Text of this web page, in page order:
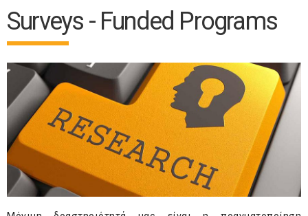
Surveys - Funded Programs